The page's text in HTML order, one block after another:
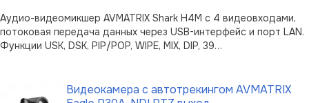
Аудио-видеомикшер AVMATRIX Shark H4M с 4 видеовходами,
потоковая передача данных через USB-интерфейс и порт LAN.
Функции USK, DSK, PIP/POP, WIPE, MIX, DIP, 39
инструмент для профессиональной о …
Видеокамера с автотрекингом AVMATRIX